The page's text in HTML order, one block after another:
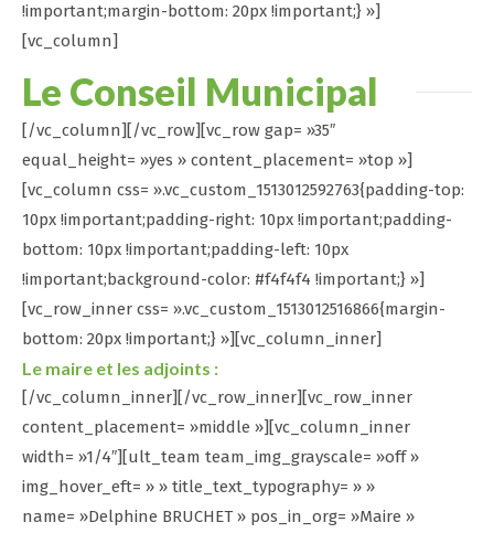
!important;margin-bottom: 20px !important;} »]
[vc_column]
Le Conseil Municipal
[/vc_column][/vc_row][vc_row gap= »35″
equal_height= »yes » content_placement= »top »]
[vc_column css= ».vc_custom_1513012592763{padding-top:
10px !important;padding-right: 10px !important;padding-
bottom: 10px !important;padding-left: 10px
!important;background-color: #f4f4f4 !important;} »]
[vc_row_inner css= ».vc_custom_1513012516866{margin-
bottom: 20px !important;} »][vc_column_inner]
Le maire et les adjoints :
[/vc_column_inner][/vc_row_inner][vc_row_inner
content_placement= »middle »][vc_column_inner
width= »1/4″][ult_team team_img_grayscale= »off »
img_hover_eft= » » title_text_typography= » »
name= »Delphine BRUCHET » pos_in_org= »Maire »